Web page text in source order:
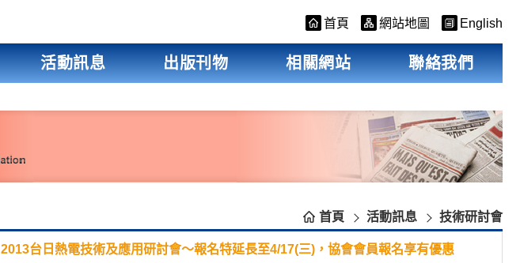
首頁 網站地圖 English
活動訊息 出版刊物 相關網站 聯絡我們
首頁 活動訊息 技術研討會
2013台日熱電技術及應用研討會～報名特延長至4/17(三)，協會會員報名享有優惠